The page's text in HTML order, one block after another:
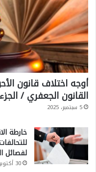
أوجه اختلاف قانون
القانون الجعفري / الجزء 1
5 سبتمبر، 2025
لفصائل
30 أكتوبر، 2025